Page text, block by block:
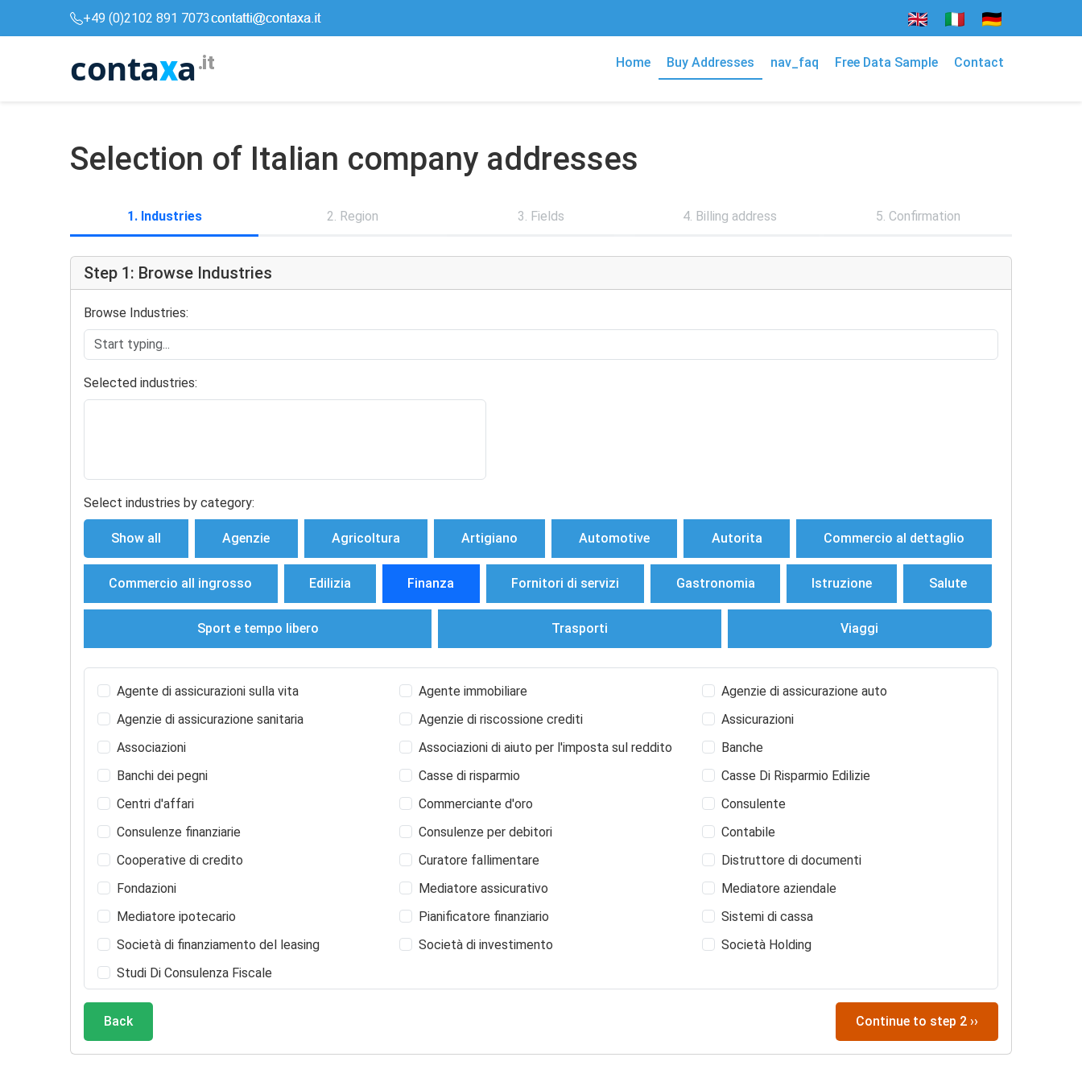
+49 (0)2102 891 7073
contaxa.it Home Buy Addresses nav_faq Free Data Sample Contact
Selection of Italian company addresses
1. Industries 2. Region 3. Fields 4. Billing address 5. Confirmation
Step 1: Browse Industries
Browse Industries:
Selected industries:
Select industries by category:
Show all Agenzie Agricoltura Artigiano Automotive Autorita Commercio al dettaglio
Commercio all ingrosso Edilizia Finanza Fornitori di servizi Gastronomia Istruzione Salute
Sport e tempo libero Trasporti Viaggi
Agente di assicurazioni sulla vita Agente immobiliare
Agenzie di assicurazione auto
Agenzie di assicurazione sanitaria
Agenzie di riscossione crediti
Assicurazioni
Associazioni
Associazioni di aiuto per l'imposta sul reddito
Banche
Banchi dei pegni
Casse di risparmio
Casse Di Risparmio Edilizie
Centri d'affari
Commerciante d'oro
Consulente
Consulenze finanziarie
Consulenze per debitori
Contabile
Cooperative di credito
Curatore fallimentare
Distruttore di documenti
Fondazioni
Mediatore assicurativo
Mediatore aziendale
Mediatore ipotecario
Pianificatore finanziario
Sistemi di cassa
Società di finanziamento del leasing
Società di investimento
Società Holding
Studi Di Consulenza Fiscale
Back Continue to step 2 ››